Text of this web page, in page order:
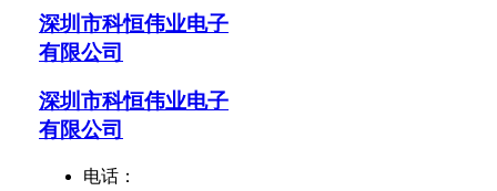
深圳市科恒伟业电子
有限公司
深圳市科恒伟业电子
有限公司
电话：